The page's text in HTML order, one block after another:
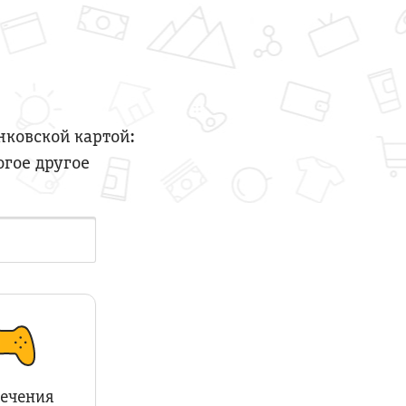
картой:
другое